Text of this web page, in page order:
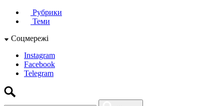
Рубрики
Теми
Соцмережі
Instagram
Facebook
Telegram